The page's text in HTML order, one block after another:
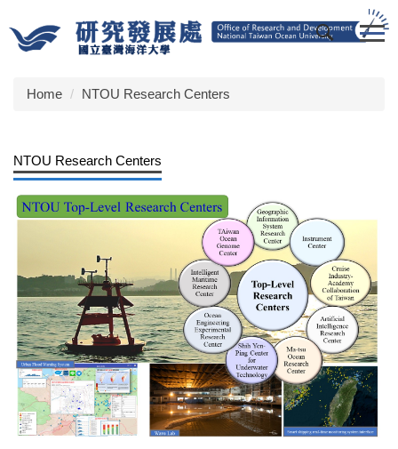
to
the
content
Home NTOU Research Centers
NTOU Research Centers